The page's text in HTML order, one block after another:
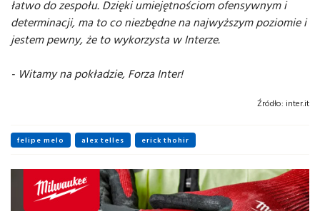
łatwo do zespołu. Dzięki umiejętnościom ofensywnym i
determinacji, ma to co niezbędne na najwyższym poziomie i
jestem pewny, że to wykorzysta w Interze.
- Witamy na pokładzie, Forza Inter!
Źródło: inter.it
felipe melo alex telles erick thohir